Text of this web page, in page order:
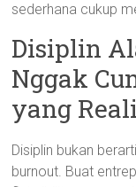
sederhana cukup
Disiplin
Nggak
yang
Disiplin bukan
burnout. Buat